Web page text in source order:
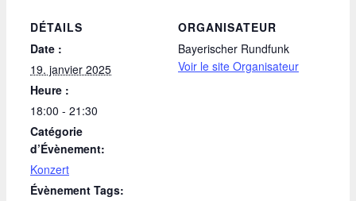
DÉTAILS
Date :
19. janvier 2025
Heure :
18:00 - 21:30
Catégorie
d’Évènement:
Konzert
Évènement Tags:
ORGANISATEUR
Bayerischer Rundfunk
Voir le site Organisateur